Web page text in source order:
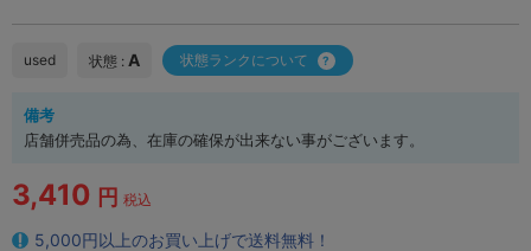
used 状態 : A 状態ランクについて
備考
店舗併売品の為、在庫の確保が出来ない事がございます。
3,410 円 税込
5,000円以上のお買い上げで送料無料！